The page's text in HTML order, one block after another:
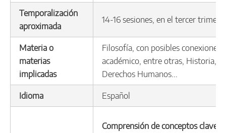
Temporalización
aproximada
14-16 sesiones, en el tercer
Materia o
materias
implicadas
Filosofía, con posibles
académico, entre otras, Historia,
Derechos Humanos...
Idioma Español
Comprensión de conceptos clave: